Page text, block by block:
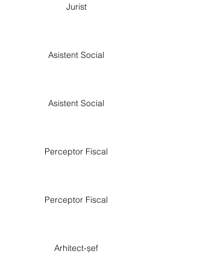
Jurist
Asistent Social
Asistent Social
Perceptor Fiscal
Perceptor Fiscal
Arhitect-șef